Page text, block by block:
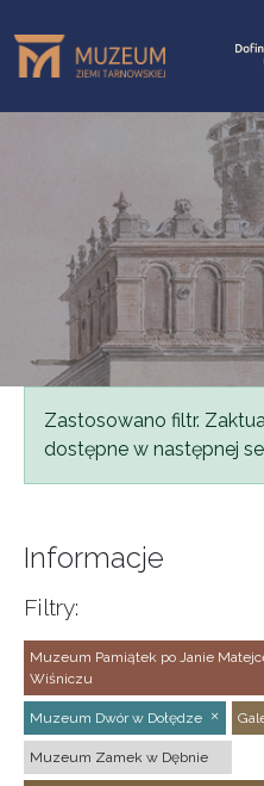
Komunikat
Zastosowano filtr.
dostępne w następnej
Informacje
Filtry:
Muzeum Pamiątek po Janie
Wiśniczu
Muzeum Dwór w Dołędze
Muzeum Zamek w Dębnie